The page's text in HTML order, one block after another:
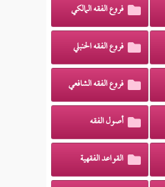
فروع الفقه المالكي
فروع الفقه الحنبلي
فروع الفقه الشافعي
أصول الفقه
القواعد الفقهية